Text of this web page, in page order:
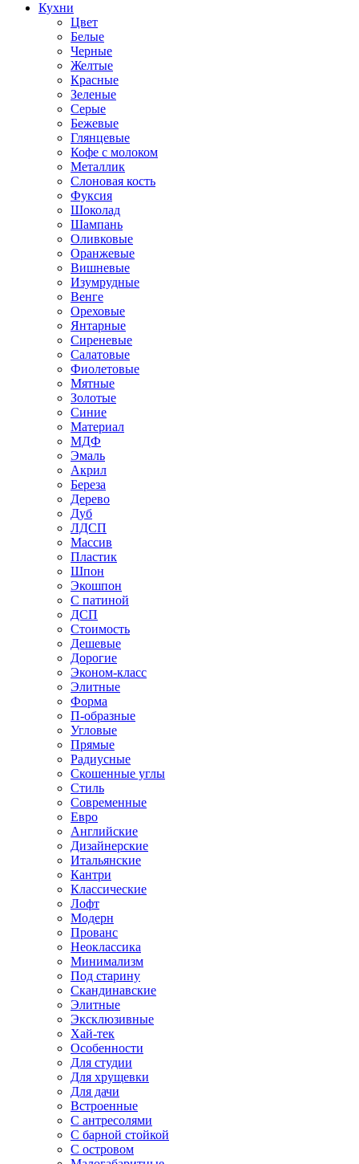
Кухни
Цвет
Белые
Черные
Желтые
Красные
Зеленые
Серые
Бежевые
Глянцевые
Кофе с молоком
Металлик
Слоновая кость
Фуксия
Шоколад
Шампань
Оливковые
Оранжевые
Вишневые
Изумрудные
Венге
Ореховые
Янтарные
Сиреневые
Салатовые
Фиолетовые
Мятные
Золотые
Синие
Материал
МДФ
Эмаль
Акрил
Береза
Дерево
Дуб
ЛДСП
Массив
Пластик
Шпон
Экошпон
С патиной
ДСП
Стоимость
Дешевые
Дорогие
Эконом-класс
Элитные
Форма
П-образные
Угловые
Прямые
Радиусные
Скошенные углы
Стиль
Современные
Евро
Английские
Дизайнерские
Итальянские
Кантри
Классические
Лофт
Модерн
Прованс
Неоклассика
Минимализм
Под старину
Скандинавские
Элитные
Эксклюзивные
Хай-тек
Особенности
Для студии
Для хрущевки
Для дачи
Встроенные
С антресолями
С барной стойкой
С островом